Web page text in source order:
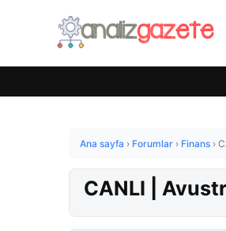
Ana sayfa › Forumlar › Finans ›
CANLI |